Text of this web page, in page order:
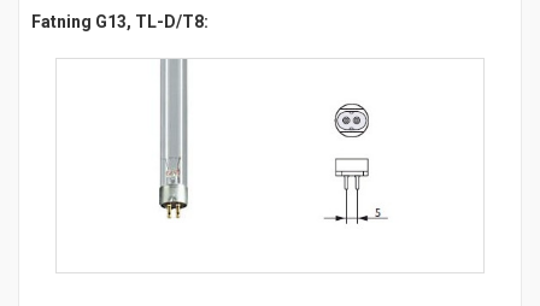
Fatning G13, TL-D/T8: